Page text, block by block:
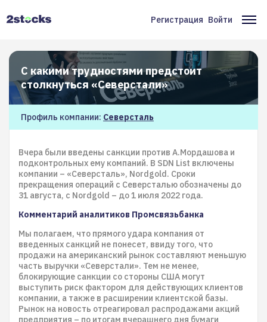
Меню
учётной
записи
пользователя
Регистрация Войти
С какими трудностями предстоит
столкнуться «Северстали»
Профиль компании: Северсталь
Вчера были введены санкции против А.Мордашова и
подконтрольных ему компаний. В SDN List включены
компании – «Северсталь», Nordgold. Сроки
прекращения операций с Северсталью обозначены до
31 августа, с Nordgold – до 1 июля 2022 года.
Комментарий аналитиков Промсвязьбанка
Мы полагаем, что прямого удара компания от
введенных санкций не понесет, ввиду того, что
продажи на американский рынок составляют меньшую
часть выручки «Северстали». Тем не менее,
блокирующие санкции со стороны США могут
выступить риск фактором для действующих клиентов
компании, а также в расширении клиентской базы.
Рынок на новость отреагировал распродажами акций
предприятия – по итогам вчерашнего дня бумаги